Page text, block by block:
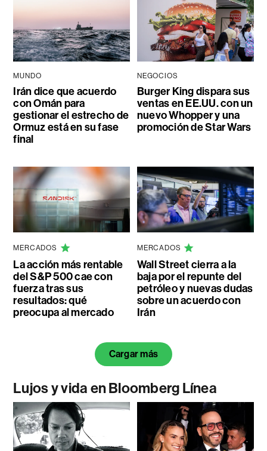
MUNDO
Irán dice que acuerdo
con Omán para
gestionar el estrecho de
Ormuz está en su fase
final
NEGOCIOS
Burger King dispara sus
ventas en EE.UU. con un
nuevo Whopper y una
promoción de Star Wars
MERCADOS
La acción más rentable
del S&P 500 cae con
fuerza tras sus
resultados: qué
preocupa al mercado
MERCADOS
Wall Street cierra a la
baja por el repunte del
petróleo y nuevas dudas
sobre un acuerdo con
Irán
Cargar más
Lujos y vida en Bloomberg Línea